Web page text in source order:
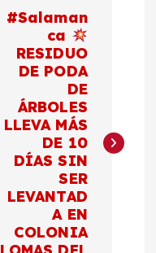
#Salaman
ca
RESIDUO
DE PODA
DE
ÁRBOLES
LLEVA MÁS
DE 10
DÍAS SIN
SER
LEVANTAD
A EN
COLONIA